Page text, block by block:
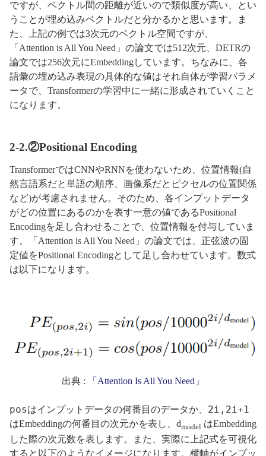
ですが、ベクトル間の距離が近いので類似度が高い、とい
うことが埋め込みベクトルだと分かるかと思います。ま
た、上記の例では3次元のベクトル空間ですが、
「Attention is All You Need」の論文では512次元、DETRの
論文では256次元にEmbeddingしています。ちなみに、各
語彙の埋め込み表現の具体的な値はそれ自体が学習パラメ
ータで、Transformerの学習中に一緒に形成されていくこと
になります。
2-2.②Positional Encoding
TransformerではCNNやRNNを使わないため、位置情報(自
然言語系だと単語の順序、画像系だとピクセルの位置関係
など)が考慮されません。そのため、各インプットデータ
がどの位置にあるのかを表す一意の値であるPositional
Encodingを足し合わせることで、位置情報を付与していま
す。「Attention is All You Need」の論文では、正弦波の固
定値をPositional Encodingとして足し合わせています。数式
は以下になります。
出典 : 「Attention Is All You Need」
posはインプットデータの何番目のデータか、 2i,2i+1
はEmbeddingの何番目の次元かを表し、dmodel はEmbedding
した際の次元数を表します。また、実際に上記式を可視化
すると以下のようなイメージになります。横軸がインプッ